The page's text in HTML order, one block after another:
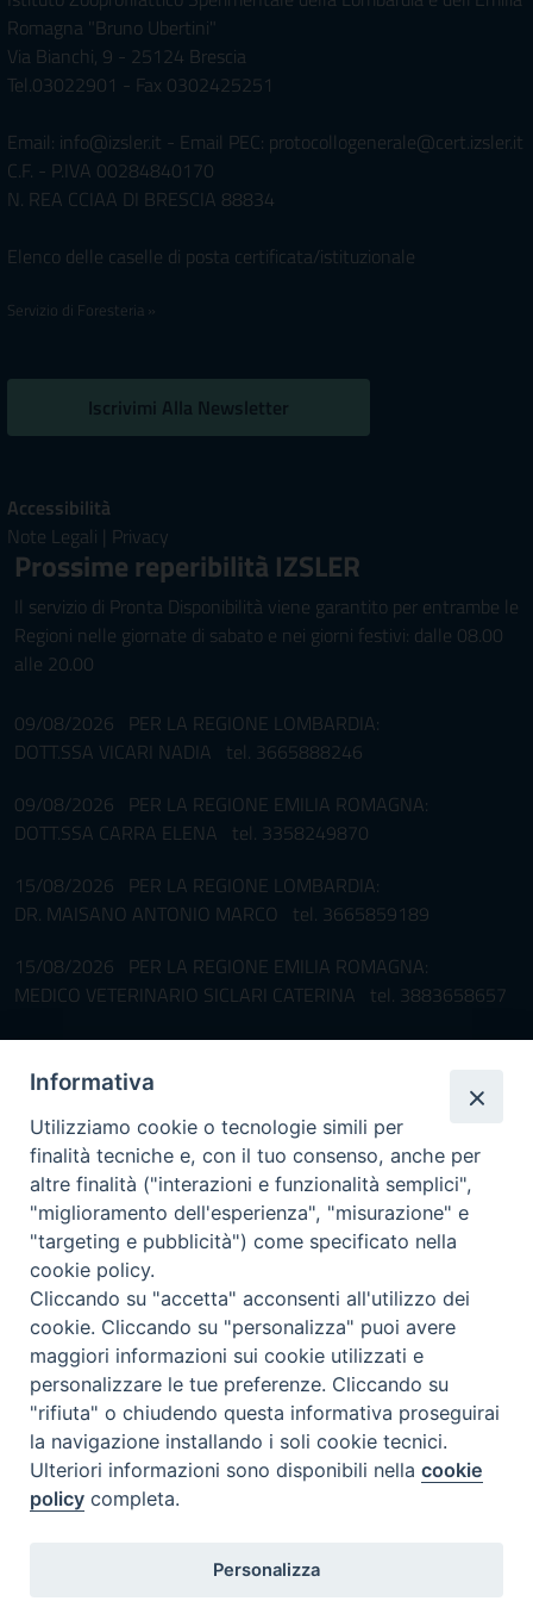
Romagna "Bruno Ubertini"
Via Bianchi, 9 - 25124 Brescia
Tel.03022901 - Fax 0302425251
Email: info@izsler.it - Email PEC: protocollogenerale@cert.izsler.it
C.F. - P.IVA 00284840170
N. REA CCIAA DI BRESCIA 88834
Elenco delle caselle di posta certificata/istituzionale
Servizio di Foresteria »
Iscrivimi Alla Newsletter
Accessibilità
Note Legali | Privacy
Prossime reperibilità IZSLER
Il servizio di Pronta Disponibilità viene garantito per entrambe le
Regioni nelle giornate di sabato e nei giorni festivi: dalle 08.00
alle 20.00
09/08/2026 PER LA REGIONE LOMBARDIA:
DOTT.SSA VICARI NADIA tel. 3665888246
09/08/2026 PER LA REGIONE EMILIA ROMAGNA:
DOTT.SSA CARRA ELENA tel. 3358249870
15/08/2026 PER LA REGIONE LOMBARDIA:
DR. MAISANO ANTONIO MARCO tel. 3665859189
15/08/2026 PER LA REGIONE EMILIA ROMAGNA:
MEDICO VETERINARIO SICLARI CATERINA tel. 3883658657
Il servizio di Pronta Disponibilità viene garantito per entrambe le
Regioni nelle giornate di sabato e nei giorni festivi: dalle 08.00
alle 20.00
Accompagnare il campione con la scheda di segnalazione caso
(Link alla Circolare)e la relativa modulistica
Per l'Emilia-Romagna :
Per la Lombardia :Link al Mod.Accompagnamento
08/08/2026 PER LA REGIONE LOMBARDIA:
DR. PAVONI ENRICO tel. 3391639372
08/08/2026 PER LA REGIONE EMILIA ROMAGNA:
DOTT.SSA TADDEI ROBERTA tel. 3312331005
DR. PAVONI ENRICO tel. 3391639372
Informativa
Utilizziamo cookie o tecnologie simili per
finalità tecniche e, con il tuo consenso, anche per
altre finalità ("interazioni e funzionalità semplici",
"miglioramento dell'esperienza", "misurazione" e
"targeting e pubblicità") come specificato nella
cookie policy.
Cliccando su "accetta" acconsenti all'utilizzo dei
cookie. Cliccando su "personalizza" puoi avere
maggiori informazioni sui cookie utilizzati e
personalizzare le tue preferenze. Cliccando su
"rifiuta" o chiudendo questa informativa proseguirai
la navigazione installando i soli cookie tecnici.
Ulteriori informazioni sono disponibili nellacookie
policy completa.
Personalizza